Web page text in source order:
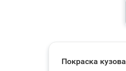
Покраска кузова